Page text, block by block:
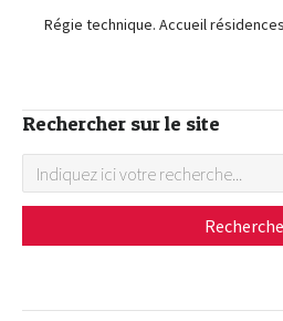
Régie technique. Accueil résidences
Rechercher sur le site